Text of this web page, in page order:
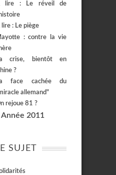
lire : Le réveil de
lire : Le piège
: contre la vie
crise, bientôt en
?
face cachée du
allemand"
rejoue 81 ?
2011
SUJET